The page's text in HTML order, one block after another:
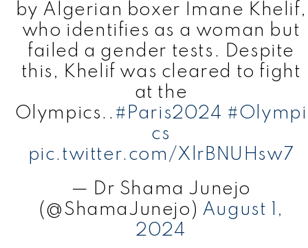
by Algerian boxer Imane Khelif,
who identifies as a woman but
failed a gender tests. Despite
this, Khelif was cleared to fight
at the
Olympics.. #Paris2024 #Olympi
cs
pic.twitter.com/XlrBNUHsw7
— Dr Shama Junejo
(@ShamaJunejo) August 1,
2024